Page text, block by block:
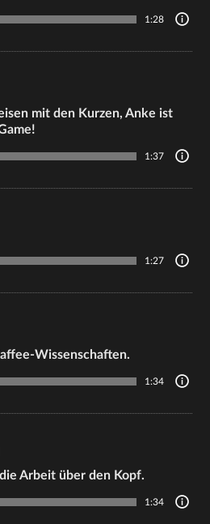
1:28
mit den Kurzen, Anke ist
1:37
1:27
Wissenschaften.
1:34
Arbeit über den Kopf.
1:34